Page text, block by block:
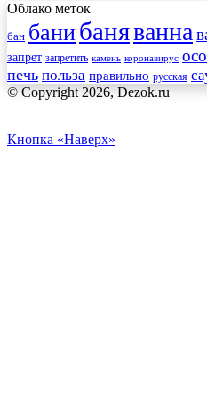
Облако меток
бан банибаняванна
запрет запретить камень коронавирус
печь польза правильно русская
© Copyright 2026, Dezok.ru
Кнопка «Наверх»